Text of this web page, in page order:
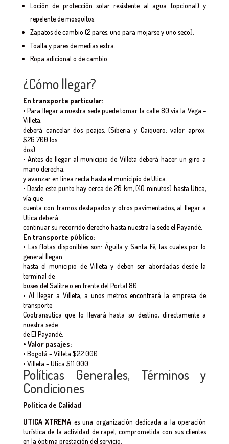
Loción de protección solar resistente al agua (opcional) y
repelente de mosquitos.
Zapatos de cambio (2 pares, uno para mojarse y uno seco).
Toalla y pares de medias extra.
Ropa adicional o de cambio.
¿Cómo llegar?
En transporte particular:
• Para llegar a nuestra sede puede tomar la calle 80 vía la Vega –
Villeta,
deberá cancelar dos peajes, (Siberia y Caiquero: valor aprox.
$26.700 los
dos).
• Antes de llegar al municipio de Villeta deberá hacer un giro a
mano derecha,
y avanzar en línea recta hasta el municipio de Utica.
• Desde este punto hay cerca de 26 km, (40 minutos) hasta Utica,
vía que
cuenta con tramos destapados y otros pavimentados, al llegar a
Utica deberá
continuar su recorrido derecho hasta nuestra la sede el Payandé.
En transporte público:
• Las flotas disponibles son: Águila y Santa Fé, las cuales por lo
general llegan
hasta el municipio de Villeta y deben ser abordadas desde la
terminal de
buses del Salitre o en frente del Portal 80.
• Al llegar a Villeta, a unos metros encontrará la empresa de
transporte
Cootransutica que lo llevará hasta su destino, directamente a
nuestra sede
de El Payandé.
• Valor pasajes:
• Bogotá – Villeta $22.000
• Villeta – Utica $11.000
Políticas Generales, Términos y
Condiciones
Políticade Calidad
UTICA XTREMA es una organización dedicada a la operación
turística de la actividad de rapel, comprometida con sus clientes
en la óptima prestación del servicio.